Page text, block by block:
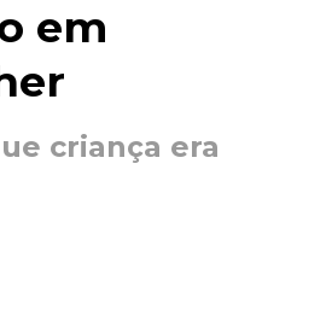
em
criança era